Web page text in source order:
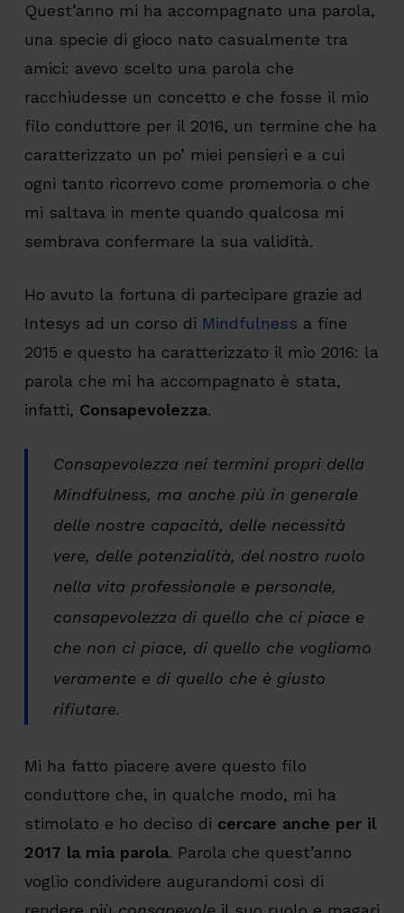
Quest’anno mi ha accompagnato una parola,
una specie di gioco nato casualmente tra
amici: avevo scelto una parola che
racchiudesse un concetto e che fosse il mio
filo conduttore per il 2016, un termine che ha
caratterizzato un po’ miei pensieri e a cui
ogni tanto ricorrevo come promemoria o che
mi saltava in mente quando qualcosa mi
sembrava confermare la sua validità.
Ho avuto la fortuna di partecipare grazie ad
Intesys ad un corso di Mindfulness a fine
2015 e questo ha caratterizzato il mio 2016: la
parola che mi ha accompagnato è stata,
infatti, Consapevolezza.
Consapevolezza nei termini propri della
Mindfulness, ma anche più in generale
delle nostre capacità, delle necessità
vere, delle potenzialità, del nostro ruolo
nella vita professionale e personale,
consapevolezza di quello che ci piace e
che non ci piace, di quello che vogliamo
veramente e di quello che è giusto
rifiutare.
Mi ha fatto piacere avere questo filo
conduttore che, in qualche modo, mi ha
stimolato e ho deciso di cercare anche per il
2017 la mia parola. Parola che quest’anno
voglio condividere augurandomi così di